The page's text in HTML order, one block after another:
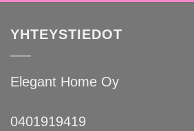
YHTEYSTIEDOT
Elegant Home Oy
0401919419